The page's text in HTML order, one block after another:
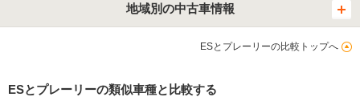
地域別の中古車情報
ESとプレーリーの比較トップへ
ESとプレーリーの類似車種と比較する